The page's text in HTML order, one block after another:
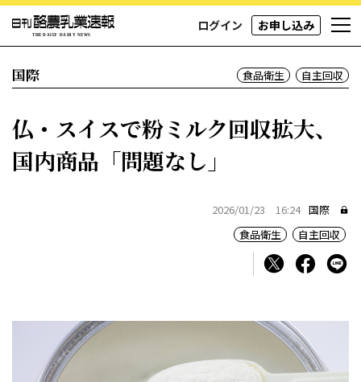
ログイン お申し込み
国際 食品衛生 自主回収
仏・スイスで粉ミルク回収拡大、
国内商品「問題なし」
2026/01/23 16:24 国際
食品衛生
自主回収